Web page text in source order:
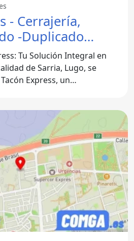
- Cerrajería,
-Duplicado
cuchillos -
Tu Solución Integral en
Express, un